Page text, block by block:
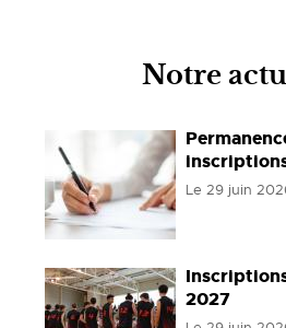
Notre
Le 29 juin
2027